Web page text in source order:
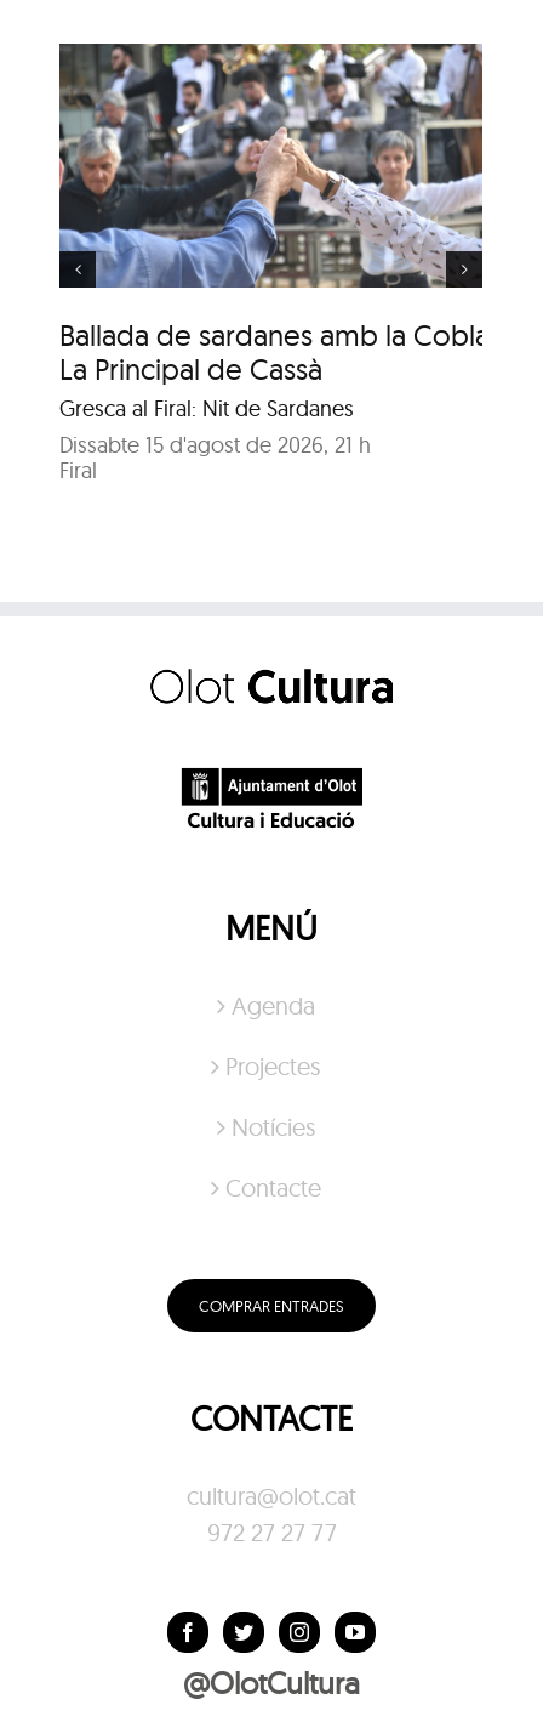
Ballada de sardanes amb la Cobla
La Principal de Cassà
Gresca al Firal: Nit de Sardanes
Dissabte 15 d'agost de 2026, 21 h
Firal
Ballada de sardanes
amb la Cobla
Genisenca
MENÚ
Agenda
Projectes
Notícies
Contacte
COMPRAR ENTRADES
CONTACTE
cultura@olot.cat
972 27 27 77
@OlotCultura